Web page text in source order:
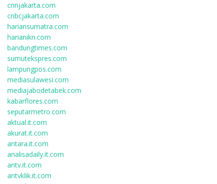
cnnjakarta.com
cnbcjakarta.com
hariansumatra.com
harianikn.com
bandungtimes.com
sumutekspres.com
lampungpos.com
mediasulawesi.com
mediajabodetabek.com
kabarflores.com
seputarmetro.com
aktual.it.com
akurat.it.com
antara.it.com
analisadaily.it.com
antv.it.com
antvklik.it.com